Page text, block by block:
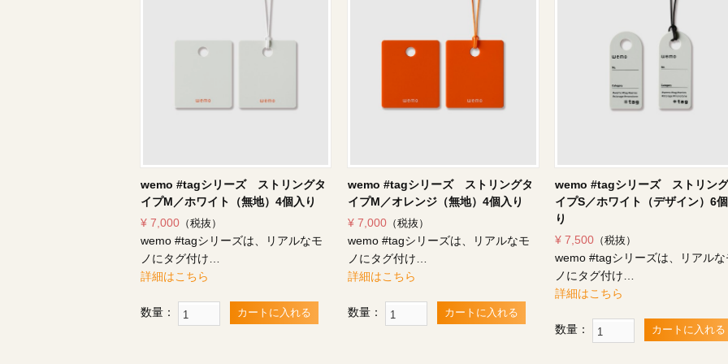
wemo #tagシリーズ ストリングタ
イプM／ホワイト（無地）4個入り
¥ 7,000（税抜）
wemo #tagシリーズは、リアルなモ
ノにタグ付け…
詳細はこちら
数量： カートに入れる
wemo #tagシリーズ ストリングタ
イプM／オレンジ（無地）4個入り
¥ 7,000（税抜）
wemo #tagシリーズは、リアルなモ
ノにタグ付け…
詳細はこちら
数量： カートに入れる
wemo #tagシリーズ ストリン
イプS／ホワイト（デザイン）6
り
¥ 7,500 （税抜）
wemo #tagシリーズは、リアルな
ノにタグ付け…
詳細はこちら
数量： カートに入れる